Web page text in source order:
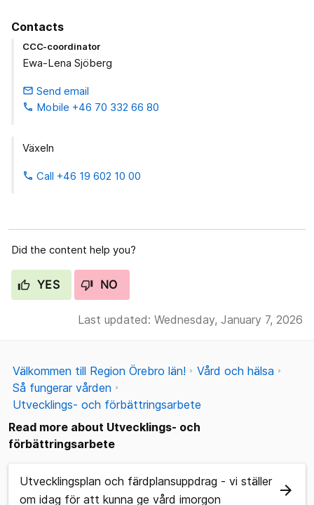
Contacts
CCC-coordinator
Ewa-Lena Sjöberg
email Send email
phone Mobile +46 70 332 66 80
Växeln
phone Call +46 19 602 10 00
Did the content help you?
YES NO
Last updated: Wednesday, January 7, 2026
Välkommen till Region Örebro län!
Vård och hälsa
Så fungerar vården
Utvecklings- och förbättringsarbete
Read more about Utvecklings- och
förbättringsarbete
Utvecklingsplan och färdplansuppdrag - vi ställer
om idag för att kunna ge vård imorgon
arrow_forward